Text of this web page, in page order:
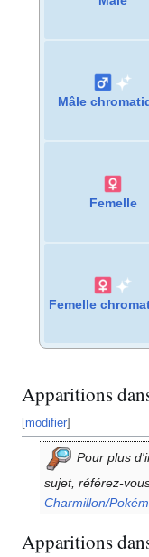
Mâle
Femelle
Femelle
Apparitions
[modifier]
Pour plus
sujet, référez-
Charmillon/
Apparitions